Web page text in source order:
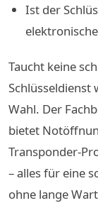
Ist der
Taucht keine
Schlüsseldienst
Wahl. Der
bietet
Transponder-
– alles für eine
ohne lange